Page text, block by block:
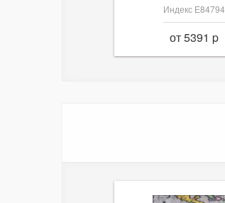
Индекс Е84794
от 5391 p